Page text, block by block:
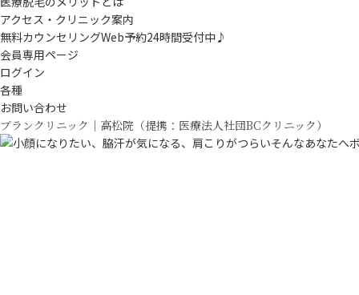
アクセス・クリニック案内
無料カウンセリングWeb予約24時間受付中♪
会員専用ページ
ログイン
各種
お問い合わせ
ブランクリニック｜ 高松院 （提携：医療法人社団BCクリニック）